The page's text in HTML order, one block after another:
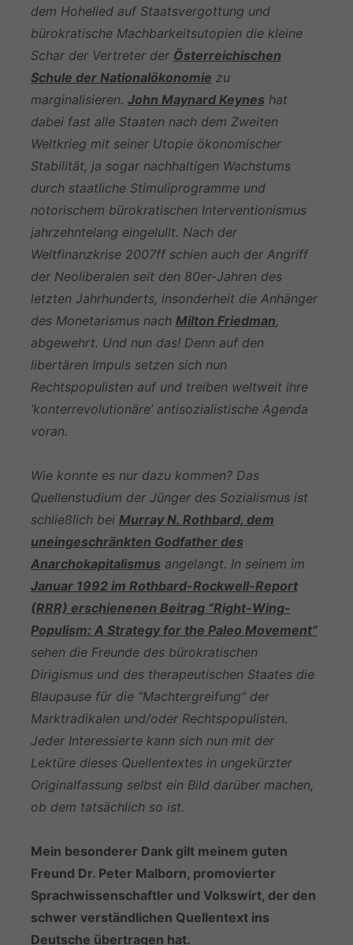
dem Hohelied auf Staatsvergottung und
bürokratische Machbarkeitsutopien die kleine
Schar der Vertreter der Österreichischen
Schule der Nationalökonomie zu
marginalisieren. John Maynard Keynes hat
dabei fast alle Staaten nach dem Zweiten
Weltkrieg mit seiner Utopie ökonomischer
Stabilität, ja sogar nachhaltigen Wachstums
durch staatliche Stimuliprogramme und
notorischem bürokratischen Interventionismus
jahrzehntelang eingelullt. Nach der
Weltfinanzkrise 2007ff schien auch der Angriff
der Neoliberalen seit den 80er-Jahren des
letzten Jahrhunderts, insonderheit die Anhänger
des Monetarismus nach Milton Friedman,
abgewehrt. Und nun das! Denn auf den
libertären Impuls setzen sich nun
Rechtspopulisten auf und treiben weltweit ihre
‘konterrevolutionäre’ antisozialistische Agenda
voran.
Wie konnte es nur dazu kommen? Das
Quellenstudium der Jünger des Sozialismus ist
schließlich bei Murray N. Rothbard, dem
uneingeschränkten Godfather des
Anarchokapitalismus angelangt. In seinem im
Januar 1992 im Rothbard-Rockwell-Report
(RRR) erschienenen Beitrag “Right-Wing-
Populism: A Strategy for the Paleo Movement”
sehen die Freunde des bürokratischen
Dirigismus und des therapeutischen Staates die
Blaupause für die “Machtergreifung” der
Marktradikalen und/oder Rechtspopulisten.
Jeder Interessierte kann sich nun mit der
Lektüre dieses Quellentextes in ungekürzter
Originalfassung selbst ein Bild darüber machen,
ob dem tatsächlich so ist.
Mein besonderer Dank gilt meinem guten
Freund Dr. Peter Malborn, promovierter
Sprachwissenschaftler und Volkswirt, der den
schwer verständlichen Quellentext ins
Deutsche übertragen hat.